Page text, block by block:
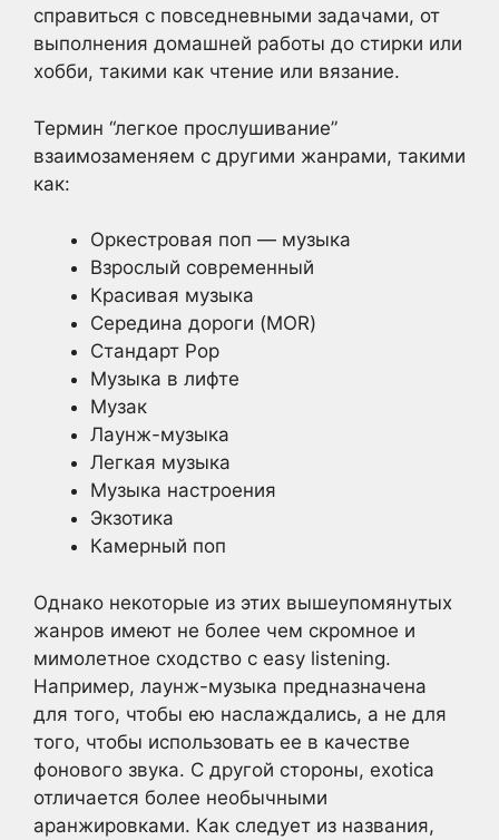
справиться с повседневными задачами, от
выполнения домашней работы до стирки или
хобби, такими как чтение или вязание.
Термин “легкое прослушивание”
взаимозаменяем с другими жанрами, такими
как:
Оркестровая поп — музыка
Взрослый современный
Красивая музыка
Середина дороги (MOR)
Стандарт Pop
Музыка в лифте
Музак
Лаунж-музыка
Легкая музыка
Музыка настроения
Экзотика
Камерный поп
Однако некоторые из этих вышеупомянутых
жанров имеют не более чем скромное и
мимолетное сходство с easy listening.
Например, лаунж-музыка предназначена
для того, чтобы ею наслаждались, а не для
того, чтобы использовать ее в качестве
фонового звука. С другой стороны, exotica
отличается более необычными
аранжировками. Как следует из названия,